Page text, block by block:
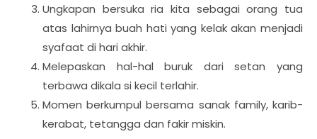
Ungkapan bersuka ria kita sebagai orang tua
atas lahirnya buah hati yang kelak akan menjadi
syafaat di hari akhir.
Melepaskan hal-hal buruk dari setan yang
terbawa dikala si kecil terlahir.
Momen berkumpul bersama sanak family, karib-
kerabat, tetangga dan fakir miskin.